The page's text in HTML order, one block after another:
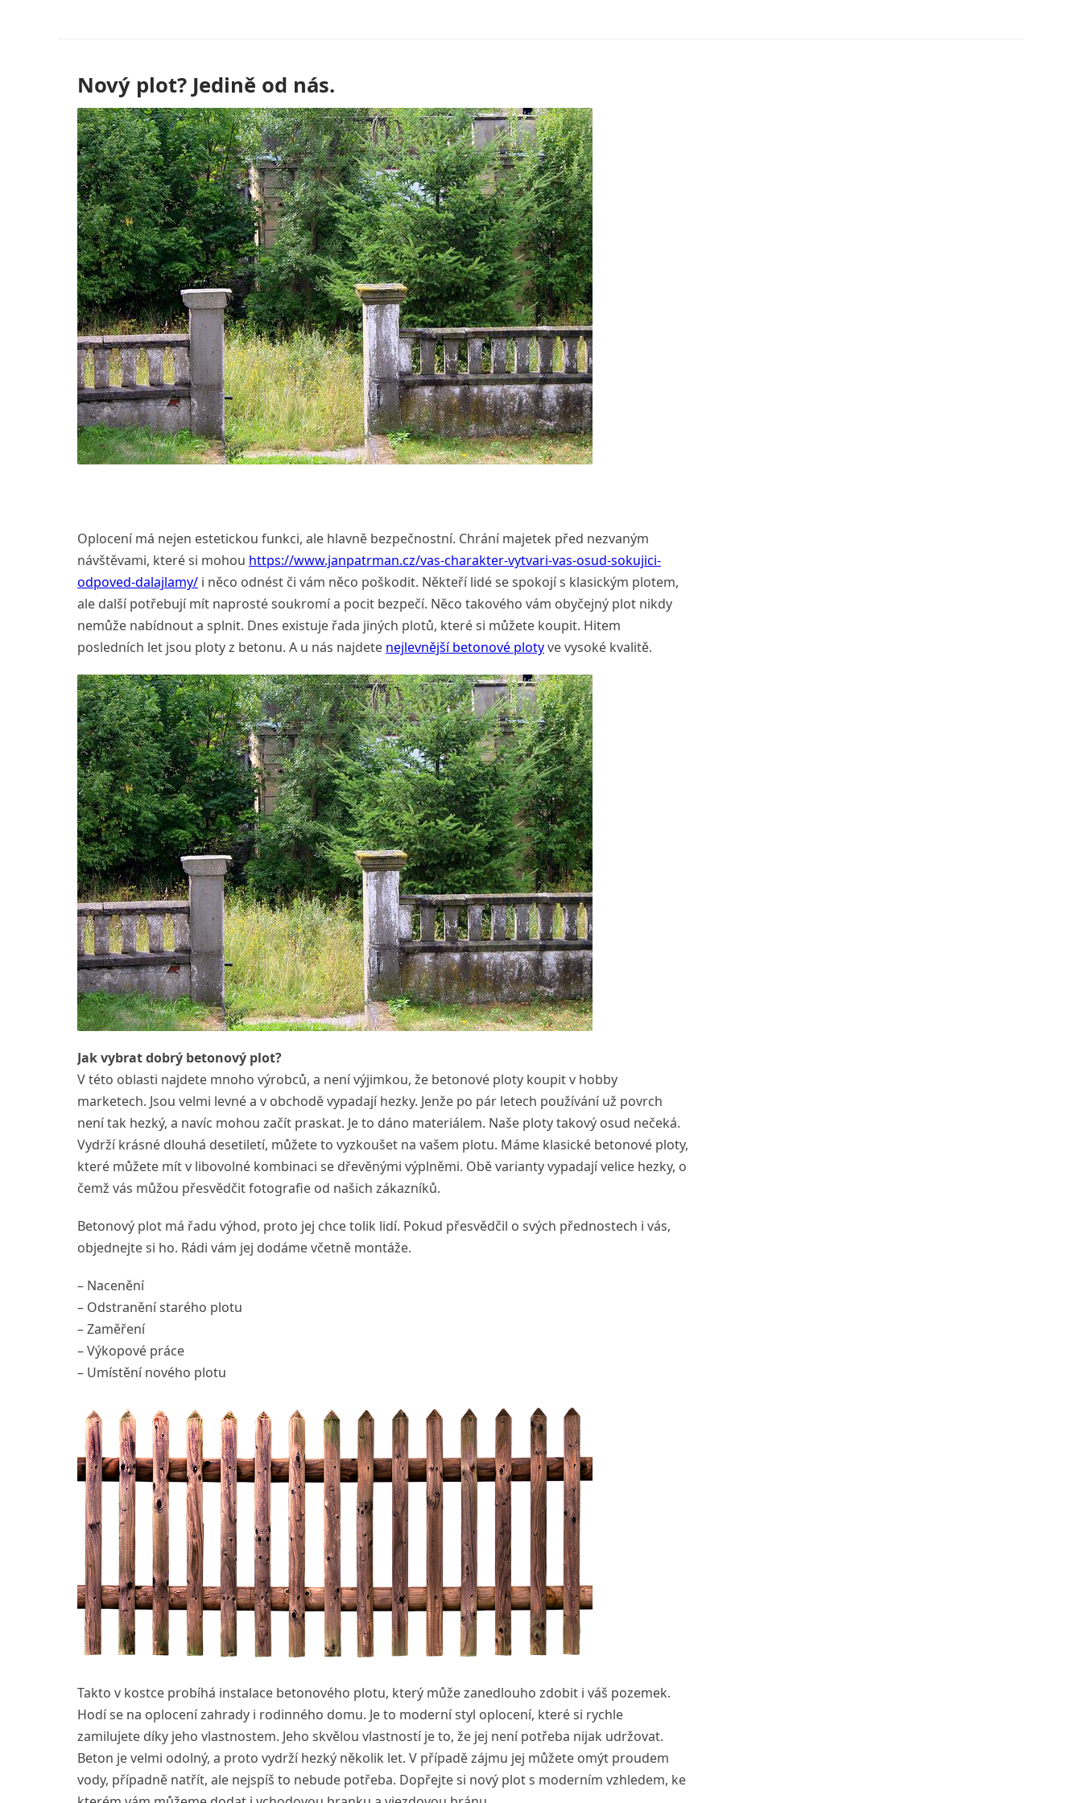
Nový plot? Jedině od nás.
Oplocení má nejen estetickou funkci, ale hlavně bezpečnostní. Chrání majetek před nezvaným
návštěvami, které si mohou https://www.janpatrman.cz/vas-charakter-vytvari-vas-osud-sokujici-
odpoved-dalajlamy/ i něco odnést či vám něco poškodit. Někteří lidé se spokojí s klasickým plotem,
ale další potřebují mít naprosté soukromí a pocit bezpečí. Něco takového vám obyčejný plot nikdy
nemůže nabídnout a splnit. Dnes existuje řada jiných plotů, které si můžete koupit. Hitem
posledních let jsou ploty z betonu. A u nás najdete nejlevnější betonové plotyve vysoké kvalitě.
Jak vybrat dobrý betonový plot?
V této oblasti najdete mnoho výrobců, a není výjimkou, že betonové ploty koupit v hobby
marketech. Jsou velmi levné a v obchodě vypadají hezky. Jenže po pár letech používání už povrch
není tak hezký, a navíc mohou začít praskat. Je to dáno materiálem. Naše ploty takový osud nečeká.
Vydrží krásné dlouhá desetiletí, můžete to vyzkoušet na vašem plotu. Máme klasické betonové ploty,
které můžete mít v libovolné kombinaci se dřevěnými výplněmi. Obě varianty vypadají velice hezky, o
čemž vás můžou přesvědčit fotografie od našich zákazníků.
Betonový plot má řadu výhod, proto jej chce tolik lidí. Pokud přesvědčil o svých přednostech i vás,
objednejte si ho. Rádi vám jej dodáme včetně montáže.
– Nacenění
– Odstranění starého plotu
– Zaměření
– Výkopové práce
– Umístění nového plotu
Takto v kostce probíhá instalace betonového plotu, který může zanedlouho zdobit i váš pozemek.
Hodí se na oplocení zahrady i rodinného domu. Je to moderní styl oplocení, které si rychle
zamilujete díky jeho vlastnostem. Jeho skvělou vlastností je to, že jej není potřeba nijak udržovat.
Beton je velmi odolný, a proto vydrží hezký několik let. V případě zájmu jej můžete omýt proudem
vody, případně natřít, ale nejspíš to nebude potřeba. Dopřejte si nový plot s moderním vzhledem, ke